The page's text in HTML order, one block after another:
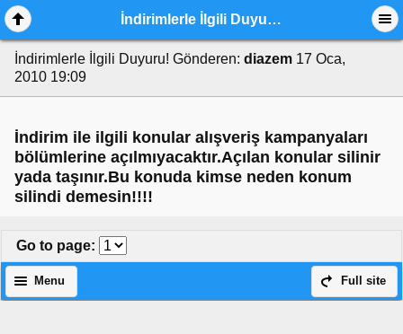
İndirimlerle İlgili Duyuru!
İndirimlerle İlgili Duyuru! Gönderen: diazem 17 Oca,
2010 19:09
İndirim ile ilgili konular alışveriş kampanyaları
bölümlerine açılmıyacaktır.Açılan konular silinir
yada taşınır.Bu konuda kimse neden konum
silindi demesin!!!!
Go to page:
Full site
Menu